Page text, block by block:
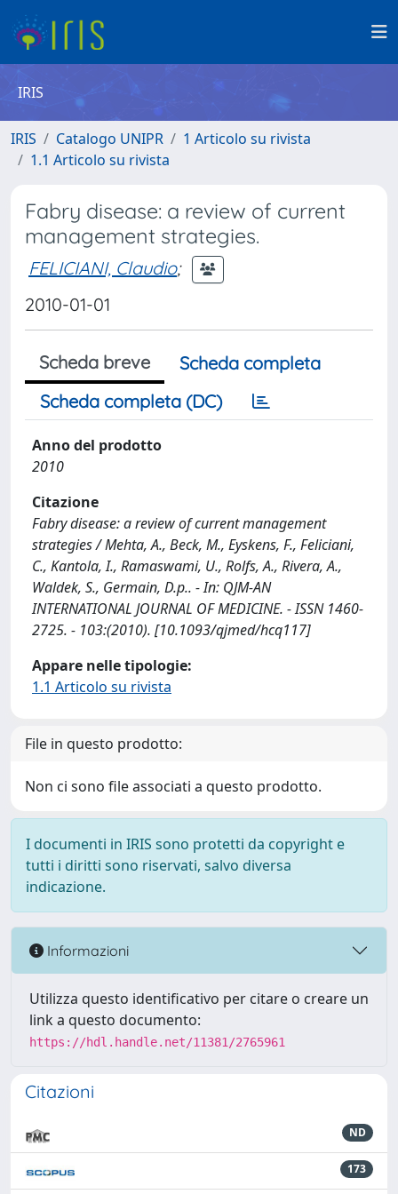
IRIS
IRIS Catalogo UNIPR
1 Articolo su rivista
1.1 Articolo su rivista
Fabry disease: a review of current
management strategies.
FELICIANI, Claudio;
2010-01-01
Scheda breve
Scheda completa
Scheda completa (DC)
Anno del prodotto
2010
Citazione
Fabry disease: a review of current management
strategies / Mehta, A., Beck, M., Eyskens, F., Feliciani,
C., Kantola, I., Ramaswami, U., Rolfs, A., Rivera, A.,
Waldek, S., Germain, D.p.. - In: QJM-AN
INTERNATIONAL JOURNAL OF MEDICINE. - ISSN 1460-
2725. - 103:(2010). [10.1093/qjmed/hcq117]
Appare nelle tipologie:
1.1 Articolo su rivista
File in questo prodotto:
Non ci sono file associati a questo prodotto.
I documenti in IRIS sono protetti da copyright e
tutti i diritti sono riservati, salvo diversa
indicazione.
Informazioni
Utilizza questo identificativo per citare o creare un
link a questo documento:
https://hdl.handle.net/11381/2765961
Citazioni
ND
173